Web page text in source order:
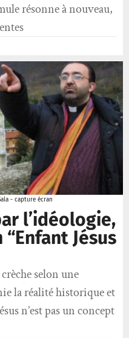
résonne à nouveau,
- capture écran
l’idéologie,
Jésus
selon une
la réalité historique et
n’est pas un concept